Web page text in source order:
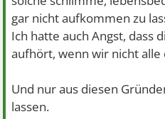
gar nicht aufkommen zu
Ich hatte auch Angst, dass
aufhört, wenn wir nicht
Und nur aus diesen
lassen.